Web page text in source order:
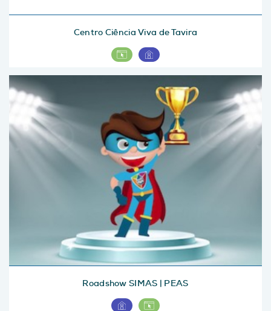
Centro Ciência Viva de Tavira
Roadshow SIMAS | PEAS